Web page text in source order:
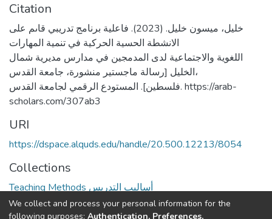
Citation
خليل، ميسون خليل. (2023). فاعلية برنامج تدريبي قاىم على
الانشطة الحسية الحركية في تنمية المهارات
اللغوية والاجتماعية لدى المدمجين في مدارس مديرية شمال
الخليل [رسالة ماجستير منشورة، جامعة القدس،
فلسطين]. المستودع الرقمي لجامعة القدس. https://arab-
scholars.com/307ab3
URI
https://dspace.alquds.edu/handle/20.500.12213/8054
Collections
Teaching Methods أساليب التدريس
Full item page
We collect and process your personal information for the
following purposes: Authentication, Preferences,